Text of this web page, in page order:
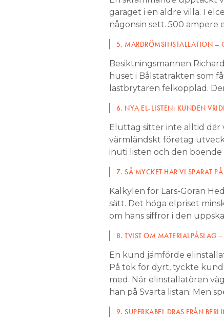
garaget i en äldre villa. I
någonsin sett. 500 ampere
5. MARDRÖMSINSTALLATION –
Besiktningsmannen
huset i Bålstatrakten som
lastbrytaren felkopplad.
6. NYA EL-LISTEN: KUNDEN
Eluttag sitter inte alltid där
värmländskt företag
inuti listen och den
7. SÅ MYCKET HAR VI SPARAT
Kalkylen för Lars-Göran
sätt. Det höga elpriset
om hans siffror i den
8. TVIST OM MATERIALPÅSLAG
En kund jämförde
På tok för dyrt, tyckte
med. När elinstallatören
han på Svarta listan. Men
9. SUPERKABEL DRAS FRÅN